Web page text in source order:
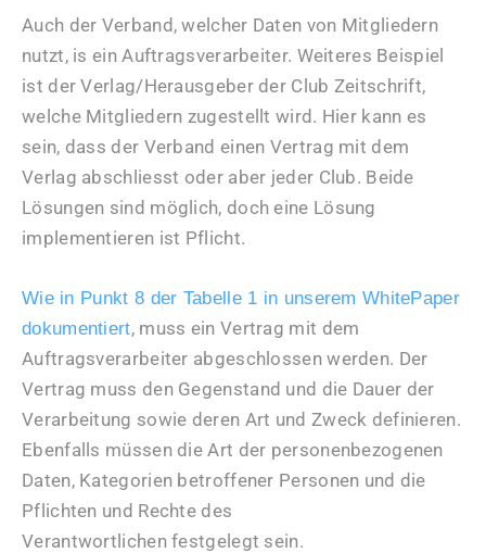
Auch der Verband, welcher Daten von Mitgliedern
nutzt, is ein Auftragsverarbeiter. Weiteres Beispiel
ist der Verlag/Herausgeber der Club Zeitschrift,
welche Mitgliedern zugestellt wird. Hier kann es
sein, dass der Verband einen Vertrag mit dem
Verlag abschliesst oder aber jeder Club. Beide
Lösungen sind möglich, doch eine Lösung
implementieren ist Pflicht.
Wie in Punkt 8 der Tabelle 1 in unserem WhitePaper
dokumentiert, muss ein Vertrag mit dem
Auftragsverarbeiter abgeschlossen werden. Der
Vertrag muss den Gegenstand und die Dauer der
Verarbeitung sowie deren Art und Zweck definieren.
Ebenfalls müssen die Art der personenbezogenen
Daten, Kategorien betroffener Personen und die
Pflichten und Rechte des
Verantwortlichen festgelegt sein.